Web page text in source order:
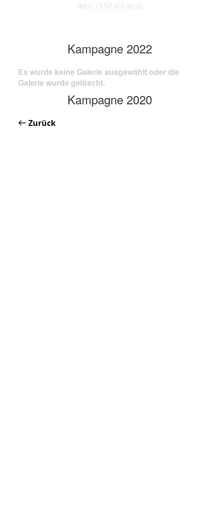
IMG 7134-KS-web
Kampagne 2022
Es wurde keine Galerie ausgewählt oder die
Galerie wurde gelöscht.
Kampagne 2020
Zurück